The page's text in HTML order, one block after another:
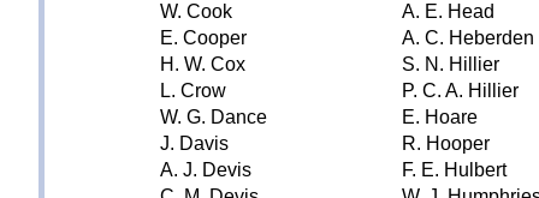
W. Cook
A. E. Head
E. Cooper
A. C. Heberden
H. W. Cox
S. N. Hillier
L. Crow
P. C. A. Hillier
W. G. Dance
E. Hoare
J. Davis
R. Hooper
A. J. Devis
F. E. Hulbert